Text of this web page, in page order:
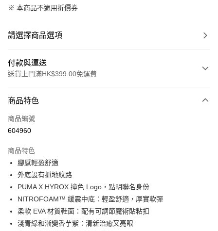
※ 本商品不適用折價券
請選擇商品選項
付款與運送
送貨上門滿HK$399.00免運費
信用卡
線上付款
Alipay, PayMe, WeChat Pay, UnionPay, FPS
送貨方式
單筆訂單淨值滿$399可享免運費優惠
每筆HK$30.00，滿HK$399.00或以上免運費
滿$599可享澳門免運費優惠
商品特色
商品編號
604960
商品特色
腳感輕盈舒適
外底設有抓地紋路
PUMA X HYROX 撞色 Logo，點明聯名身份
NITROFOAM™ 緩震中底：輕盈舒適，厚實軟彈
柔軟 EVA 材質鞋面：配有可調節魔術貼粘扣
淺青綠和漸變香芋紫：清新治癒又亮眼